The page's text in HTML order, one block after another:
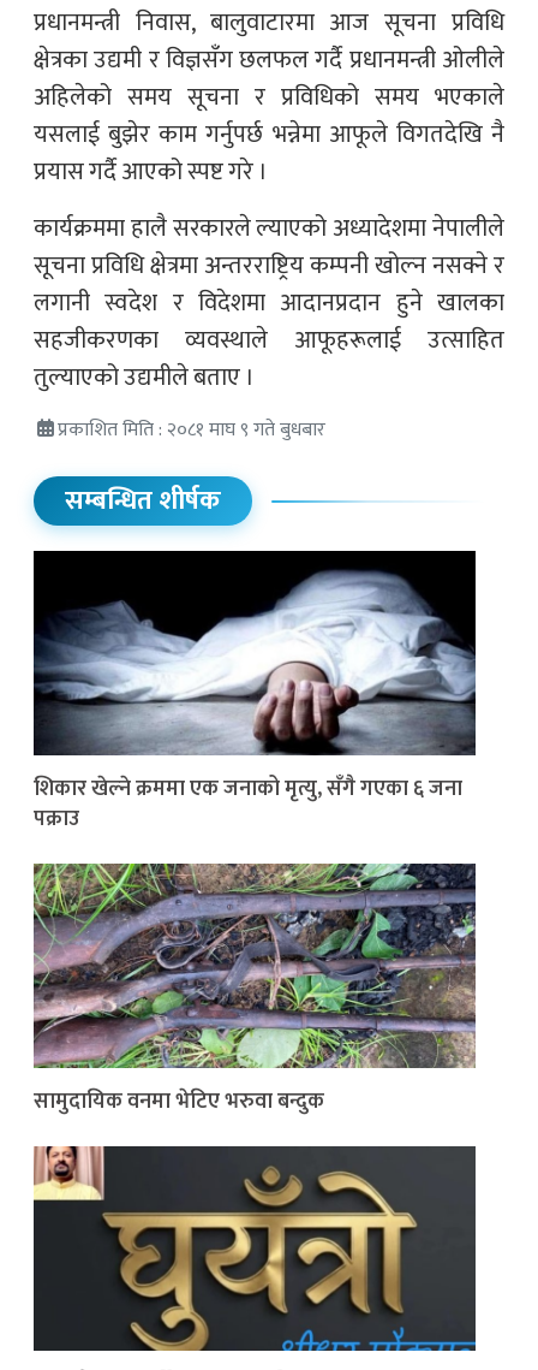
प्रधानमन्त्री निवास, बालुवाटारमा आज सूचना प्रविधि
क्षेत्रका उद्यमी र विज्ञसँग छलफल गर्दै प्रधानमन्त्री ओलीले
अहिलेको समय सूचना र प्रविधिको समय भएकाले
यसलाई बुझेर काम गर्नुपर्छ भन्नेमा आफूले विगतदेखि नै
प्रयास गर्दै आएको स्पष्ट गरे ।
कार्यक्रममा हालै सरकारले ल्याएको अध्यादेशमा नेपालीले
सूचना प्रविधि क्षेत्रमा अन्तरराष्ट्रिय कम्पनी खोल्न नसक्ने र
लगानी स्वदेश र विदेशमा आदानप्रदान हुने खालका
सहजीकरणका व्यवस्थाले आफूहरूलाई उत्साहित
तुल्याएको उद्यमीले बताए ।
प्रकाशित मिति : २०८१ माघ ९ गते बुधबार
सम्बन्धित शीर्षक
शिकार खेल्ने क्रममा एक जनाको मृत्यु, सँगै गएका ६ जना
पक्राउ
सामुदायिक वनमा भेटिए भरुवा बन्दुक